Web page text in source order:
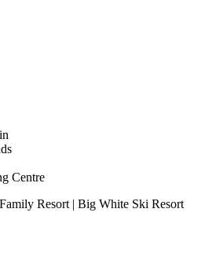
Centre